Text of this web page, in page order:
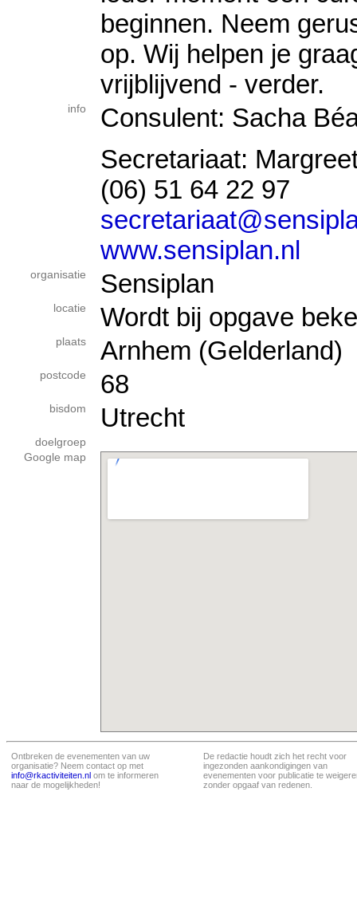
beginnen. Neem
op. Wij helpen je
vrijblijvend - verder.
info
Consulent: Sacha
Secretariaat:
(06) 51 64 22 97
www.sensiplan.nl
organisatie Sensiplan
locatie Wordt bij opgave
plaats Arnhem (Gelderland)
postcode 68
bisdom Utrecht
doelgroep
Google map
Ontbreken de evenementen van uw
organisatie? Neem contact op met
info@rkactiviteiten.nl om te informeren
naar de mogelijkheden!
De redactie houdt zich het recht voor
ingezonden aankondigingen van
evenementen voor publicatie te
zonder opgaaf van redenen.